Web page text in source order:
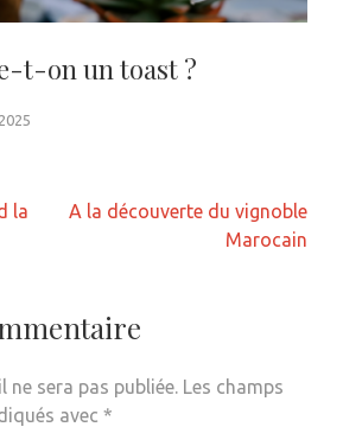
t-on un toast ?
la
A la découverte du vignoble
Marocain
sera pas publiée. Les champs
avec *